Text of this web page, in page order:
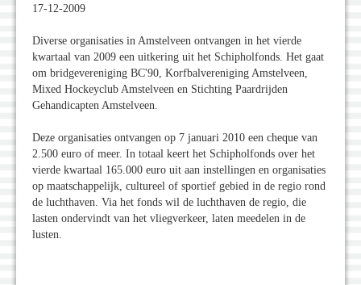
17-12-2009
Diverse organisaties in Amstelveen ontvangen in het vierde
kwartaal van 2009 een uitkering uit het Schipholfonds. Het gaat
om bridgevereniging BC'90, Korfbalvereniging Amstelveen,
Mixed Hockeyclub Amstelveen en Stichting Paardrijden
Gehandicapten Amstelveen.
Deze organisaties ontvangen op 7 januari 2010 een cheque van
2.500 euro of meer. In totaal keert het Schipholfonds over het
vierde kwartaal 165.000 euro uit aan instellingen en organisaties
op maatschappelijk, cultureel of sportief gebied in de regio rond
de luchthaven. Via het fonds wil de luchthaven de regio, die
lasten ondervindt van het vliegverkeer, laten meedelen in de
lusten.